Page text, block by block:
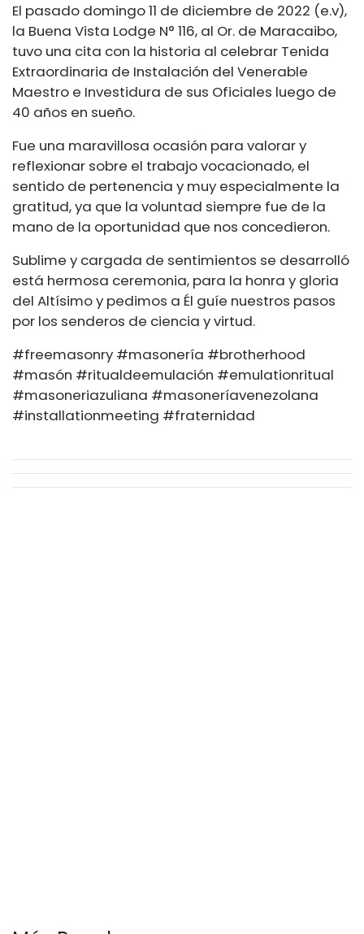
El pasado domingo 11 de diciembre de 2022 (e.v),
la Buena Vista Lodge N° 116, al Or. de Maracaibo,
tuvo una cita con la historia al celebrar Tenida
Extraordinaria de Instalación del Venerable
Maestro e Investidura de sus Oficiales luego de
40 años en sueño.
Fue una maravillosa ocasión para valorar y
reflexionar sobre el trabajo vocacionado, el
sentido de pertenencia y muy especialmente la
gratitud, ya que la voluntad siempre fue de la
mano de la oportunidad que nos concedieron.
Sublime y cargada de sentimientos se desarrolló
está hermosa ceremonia, para la honra y gloria
del Altísimo y pedimos a Él guíe nuestros pasos
por los senderos de ciencia y virtud.
#freemasonry #masonería #brotherhood
#masón #ritualdeemulación #emulationritual
#masoneriazuliana #masoneríavenezolana
#installationmeeting #fraternidad